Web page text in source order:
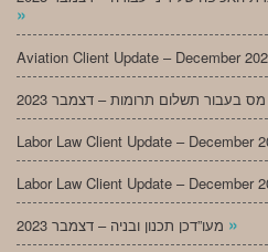
»
Aviation Client Update – December
Labor Law Client Update – December
Labor Law Client Update – December
»